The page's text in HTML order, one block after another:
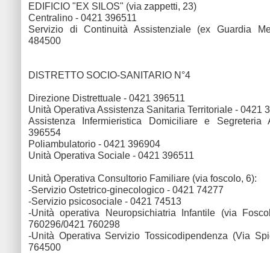
EDIFICIO "EX SILOS" (via zappetti, 23)
Centralino - 0421 396511
Servizio di Continuità Assistenziale (ex Guardia
484500
DISTRETTO SOCIO-SANITARIO N°4
Direzione Distrettuale - 0421 396511
Unità Operativa Assistenza Sanitaria Territoriale - 0421
Assistenza Infermieristica Domiciliare e Segreteria
396554
Poliambulatorio - 0421 396904
Unità Operativa Sociale - 0421 396511
Unità Operativa Consultorio Familiare (via foscolo, 6):
-Servizio Ostetrico-ginecologico - 0421 74277
-Servizio psicosociale - 0421 74513
-Unità operativa Neuropsichiatria Infantile (via
760296/0421 760298
-Unità Operativa Servizio Tossicodipendenza (Via
764500